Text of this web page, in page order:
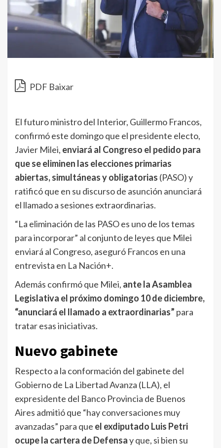
PDF Baixar
El futuro ministro del Interior, Guillermo Francos,
confirmó este domingo que el presidente electo,
Javier Milei, enviará al Congreso el pedido para
que se eliminen las elecciones primarias
abiertas, simultáneas y obligatorias (PASO) y
ratificó que en su discurso de asunción anunciará
el llamado a sesiones extraordinarias.
“La eliminación de las PASO es uno de los temas
para incorporar” al conjunto de leyes que Milei
enviará al Congreso, aseguró Francos en una
entrevista en La Nación+.
Además confirmó que Milei, ante la Asamblea
Legislativa el próximo domingo 10 de diciembre,
“anunciará el llamado a extraordinarias” para
tratar esas iniciativas.
Nuevo gabinete
Respecto a la conformación del gabinete del
Gobierno de La Libertad Avanza (LLA), el
expresidente del Banco Provincia de Buenos
Aires admitió que “hay conversaciones muy
avanzadas” para que el exdiputado Luis Petri
ocupe la cartera de Defensay que, si bien su